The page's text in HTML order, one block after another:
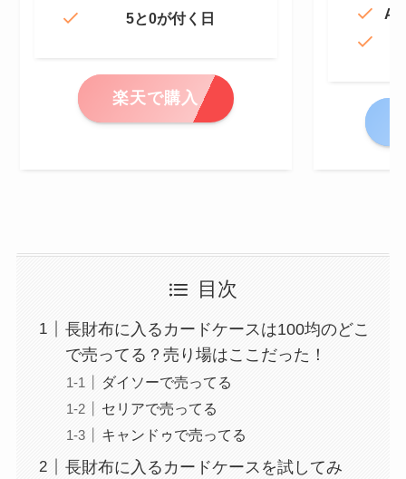
5と0が付く日
楽天で購入
目次
長財布に入るカードケースは100均のどこ
で売ってる？売り場はここだった！
ダイソーで売ってる
セリアで売ってる
キャンドゥで売ってる
長財布に入るカードケースを試してみ